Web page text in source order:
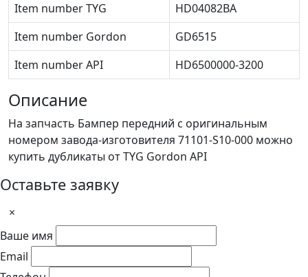
Item number TYG
HD04082BA
Item number Gordon
GD6515
Item number API
HD6500000-3200
Описание
На запчасть Бампер передний с оригинальным
номером завода-изготовителя 71101-S10-000 можно
купить дубликаты от TYG Gordon API
Оставьте заявку
×
Ваше имя
Email